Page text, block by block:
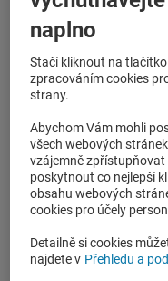
společností
ČSOB
prostřednictvím
pojistných
v ČR.
Nabízíme
pojištění
nebo
naplno
Stačí kliknout na tlačítko
zpracováním cookies
strany.
Abychom Vám mohli
všech webových
vzájemně
poskytnout co nejlepší
obsahu webových
cookies pro účely
Detailně si cookies
najdete v Přehledu a